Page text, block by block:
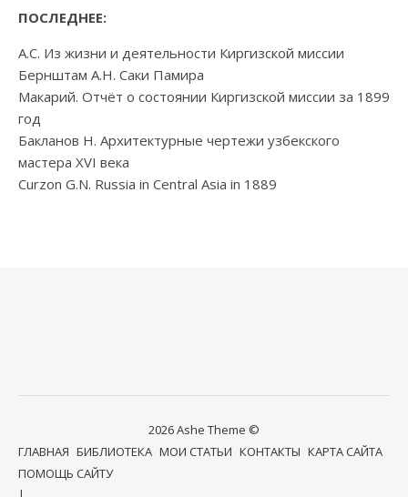
ПОСЛЕДНЕЕ:
А.С. Из жизни и деятельности Киргизской миссии
Бернштам А.Н. Саки Памира
Макарий. Отчёт о состоянии Киргизской миссии за 1899
год
Бакланов Н. Архитектурные чертежи узбекского
мастера XVI века
Curzon G.N. Russia in Central Asia in 1889
2026 Ashe Theme ©
ГЛАВНАЯ БИБЛИОТЕКА МОИ СТАТЬИ КОНТАКТЫ КАРТА САЙТА
ПОМОЩЬ САЙТУ